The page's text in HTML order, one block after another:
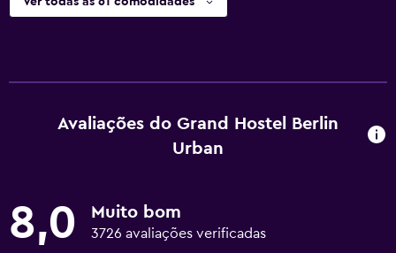
Avaliações do Grand Hostel Berlin
Urban
8,0 Muito bom
3726 avaliações verificadas